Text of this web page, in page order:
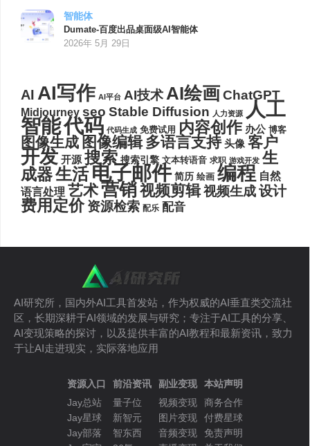
智能体
Dumate-百度出品桌面级AI智能体
2026年 5月 29日
AI AI写作 AI平台 AI技术AI绘画ChatGPT
Midjourney seo Stable Diffusion 人力资源 人工
智能代码 代码生成 免费试用 内容创作 办公 博客
图像生成 图像编辑 多语言支持 头像 客户
开发 开源 搜索 搜索引擎 文本转语音 求职 游戏开发 生
成器生活电子邮件 简历 绘画 编程 自然
语言处理 艺术营销视频剪辑视频生成设计
费用定价 资源检索 配乐 配音
AI研究所，国内外AI工具首发站，作为权威的AI垂直类交流社
区，长期深耕于AI领域的发展与研究；专注于AI工具的分享、
AI变现策略的探讨，以及提供丰富的AI教程和最新资讯，致力
于让AI走进现实，实际落地应用
资源入口
Jay总站
Jay星球
Jay部落
前沿资讯
量子位
新智元
智东西
副业变现
视频变现
图片变现
音频变现
本站声明
商务合作
付费星球
免责声明